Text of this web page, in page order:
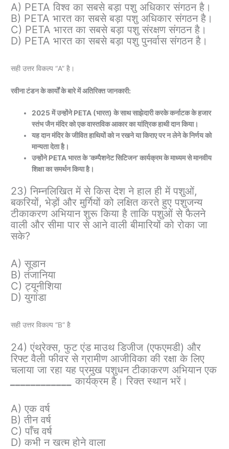
A) PETA विश्व का सबसे बड़ा पशु अधिकार संगठन है।
B) PETA भारत का सबसे बड़ा पशु अधिकार संगठन है।
C) PETA भारत का सबसे बड़ा पशु संरक्षण संगठन है।
D) PETA भारत का सबसे बड़ा पशु पुनर्वास संगठन है।
सही उत्तर विकल्प “A” है।
रवीना टंडन के कार्यों के बारे में अतिरिक्त जानकारी:
2025 में उन्होंने PETA (भारत) के साथ साझेदारी करके कर्नाटक के हजार
स्तंभ जैन मंदिर को एक वास्तविक आकार का यांत्रिक हाथी दान किया।
यह दान मंदिर के जीवित हाथियों को न रखने या किराए पर न लेने के निर्णय को
मान्यता देता है।
उन्होंने PETA भारत के ‘कम्पैशनेट सिटिजन’ कार्यक्रम के माध्यम से मानवीय
शिक्षा का समर्थन किया है।
23) निम्नलिखित में से किस देश ने हाल ही में पशुओं,
बकरियों, भेड़ों और मुर्गियों को लक्षित करते हुए पशुजन्य
टीकाकरण अभियान शुरू किया है ताकि पशुओं से फैलने
वाली और सीमा पार से आने वाली बीमारियों को रोका जा
सके?
A) सूडान
B) तंजानिया
C) ट्यूनीशिया
D) युगांडा
सही उत्तर विकल्प “B” है
24) एंथ्रेक्स, फुट एंड माउथ डिजीज (एफएमडी) और
रिफ्ट वैली फीवर से ग्रामीण आजीविका की रक्षा के लिए
चलाया जा रहा यह प्रमुख पशुधन टीकाकरण अभियान एक
कार्यक्रम है। रिक्त स्थान भरें।
A) एक वर्ष
B) तीन वर्ष
C) पाँच वर्ष
D) कभी न खत्म होने वाला